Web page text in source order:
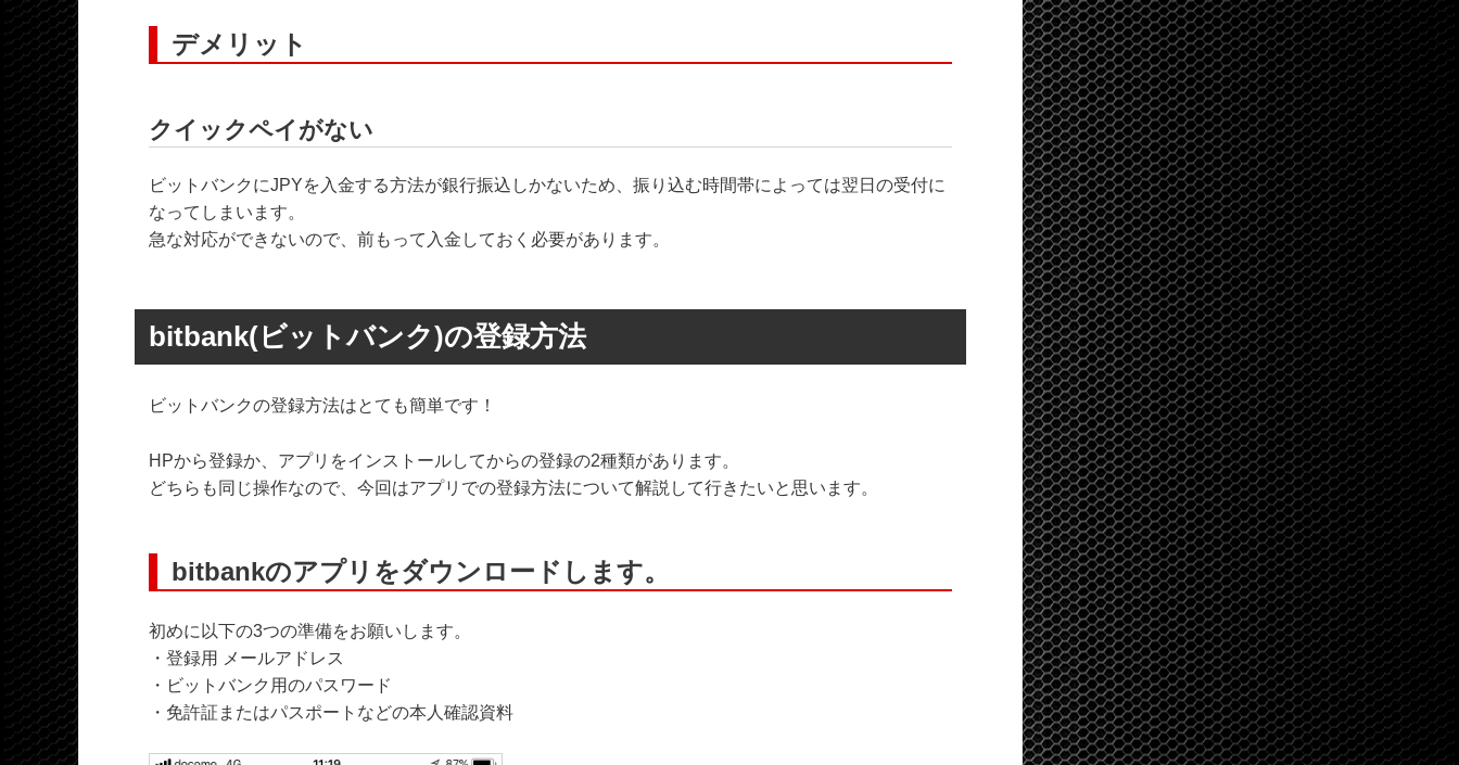
デメリット
クイックペイがない
ビットバンクにJPYを入金する方法が銀行振込しかないため、振り込む時間帯によっては翌日の受付に
なってしまいます。
急な対応ができないので、前もって入金しておく必要があります。
bitbank(ビットバンク)の登録方法
ビットバンクの登録方法はとても簡単です！
HPから登録か、アプリをインストールしてからの登録の2種類があります。
どちらも同じ操作なので、今回はアプリでの登録方法について解説して行きたいと思います。
bitbankのアプリをダウンロードします。
初めに以下の3つの準備をお願いします。
・登録用 メールアドレス
・ビットバンク用のパスワード
・免許証またはパスポートなどの本人確認資料